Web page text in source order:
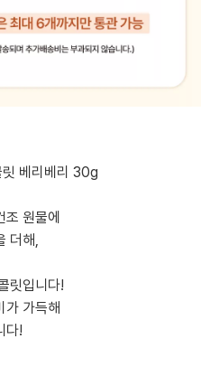
릿 베리베리 30g
원물에
더해,
릿입니다!
가 가득해
다!